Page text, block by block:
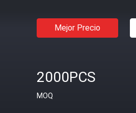
Mejor Precio
2000PCS
MOQ